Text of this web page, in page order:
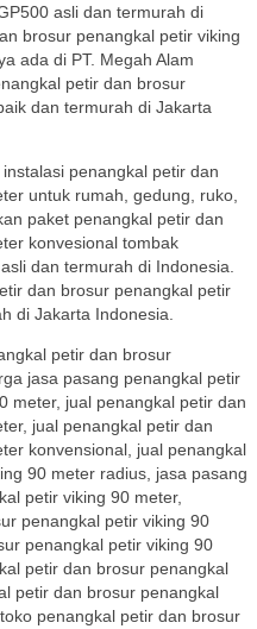
asli dan termurah di
brosur penangkal petir viking
ada di PT. Megah Alam
petir dan brosur
dan termurah di Jakarta
penangkal petir dan
untuk rumah, gedung, ruko,
paket penangkal petir dan
konvesional tombak
dan termurah di Indonesia.
dan brosur penangkal petir
di Jakarta Indonesia.
petir dan brosur
jasa pasang penangkal petir
meter, jual penangkal petir dan
jual penangkal petir dan
konvensional, jual penangkal
90 meter radius, jasa pasang
petir viking 90 meter,
penangkal petir viking 90
penangkal petir viking 90
petir dan brosur penangkal
petir dan brosur penangkal
penangkal petir dan brosur